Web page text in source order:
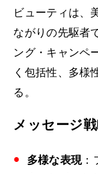
ビューティは、
ながりの先駆者
ング・キャンペ
く包括性、多様
る。
メッセージ
多様な表現：